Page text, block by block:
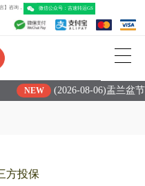
过【站内留言】咨询， 微信公众号：吉速转运
NEW (2026-08-06)盂兰盆
方投保